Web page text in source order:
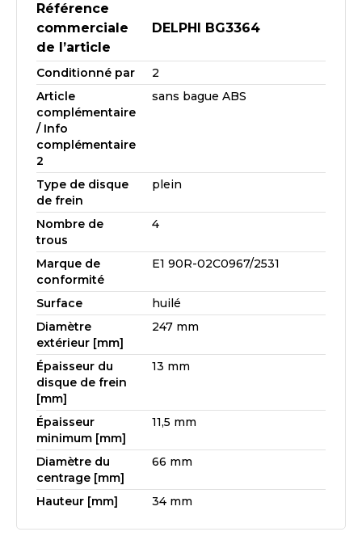
Référence
commerciale
de l’article
DELPHI BG3364
Conditionné par
2
Article
complémentaire
/ Info
complémentaire
2
sans bague ABS
Type de disque
de frein
plein
Nombre de
trous
4
Marque de
conformité
E1 90R-02C0967/2531
Surface
huilé
Diamètre
extérieur [mm]
247 mm
Épaisseur du
disque de frein
[mm]
13 mm
Épaisseur
minimum [mm]
11,5 mm
Diamètre du
centrage [mm]
66 mm
Hauteur [mm] 34 mm